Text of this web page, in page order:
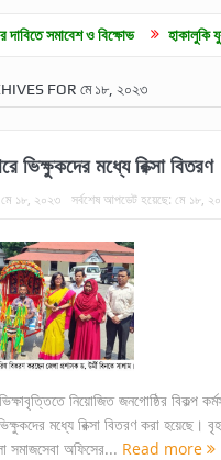
ও বিক্ষোভ হাকালুকি যুব
FOR মে ১৮, ২০২৩
ভিক্ষুকদের মধ্যে রিক্সা বিতরণ
মে ১৮, ২০২৩ সর্বশেষ আপডেট হয়েছে: মে ১৮,
ভিক্ষাবৃত্তিতে নিয়োজিত জনগোষ্ঠির বিকল্প
মধ্যে রিক্সা বিতরণ করা হয়েছে।
সমাজসেবা অফিসের... Read more